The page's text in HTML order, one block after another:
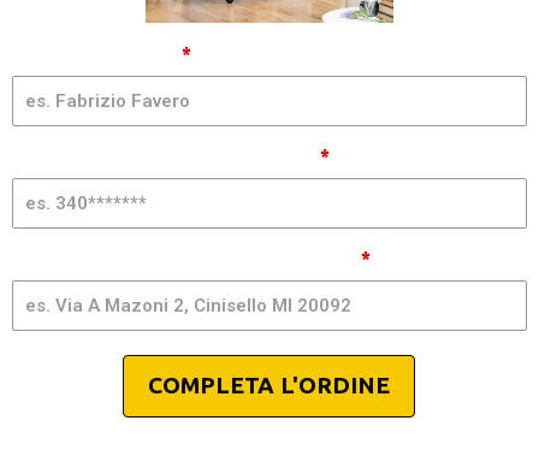
Verticale
[IT] - GQMIA
| AI20
*
*
*
COMPLETA L'ORDINE